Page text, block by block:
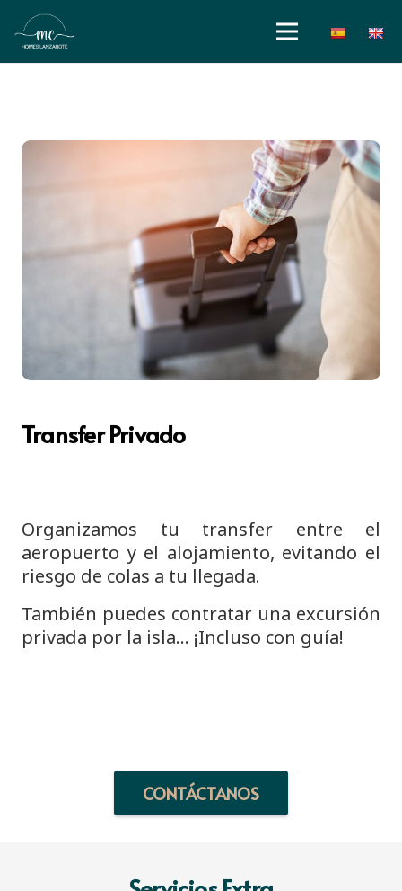
Transfer Privado
Organizamos tu transfer entre el
aeropuerto y el alojamiento, evitando el
riesgo de colas a tu llegada.
También puedes contratar una excursión
privada por la isla… ¡Incluso con guía!
CONTÁCTANOS